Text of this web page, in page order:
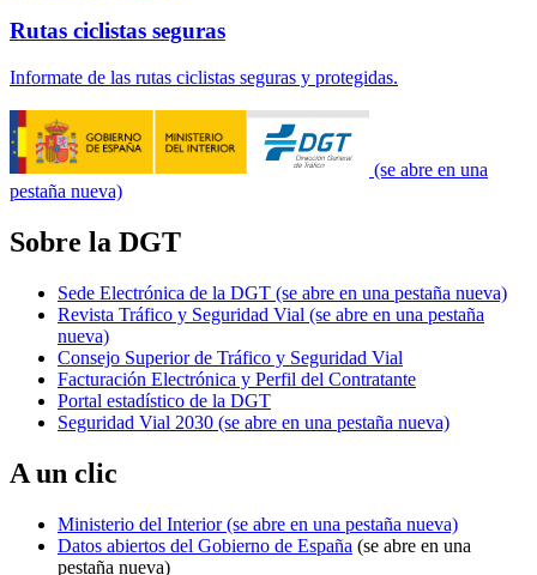
Rutas ciclistas seguras
Informate de las rutas ciclistas seguras y protegidas.
(se abre en una
pestaña nueva)
Sobre la DGT
Sede Electrónica de la DGT (se abre en una pestaña nueva)
Revista Tráfico y Seguridad Vial (se abre en una pestaña
nueva)
Consejo Superior de Tráfico y Seguridad Vial
Facturación Electrónica y Perfil del Contratante
Portal estadístico de la DGT
Seguridad Vial 2030 (se abre en una pestaña nueva)
A un clic
Ministerio del Interior(se abre en una pestaña nueva)
Datos abiertos del Gobierno de España (se abre en una
pestaña nueva)